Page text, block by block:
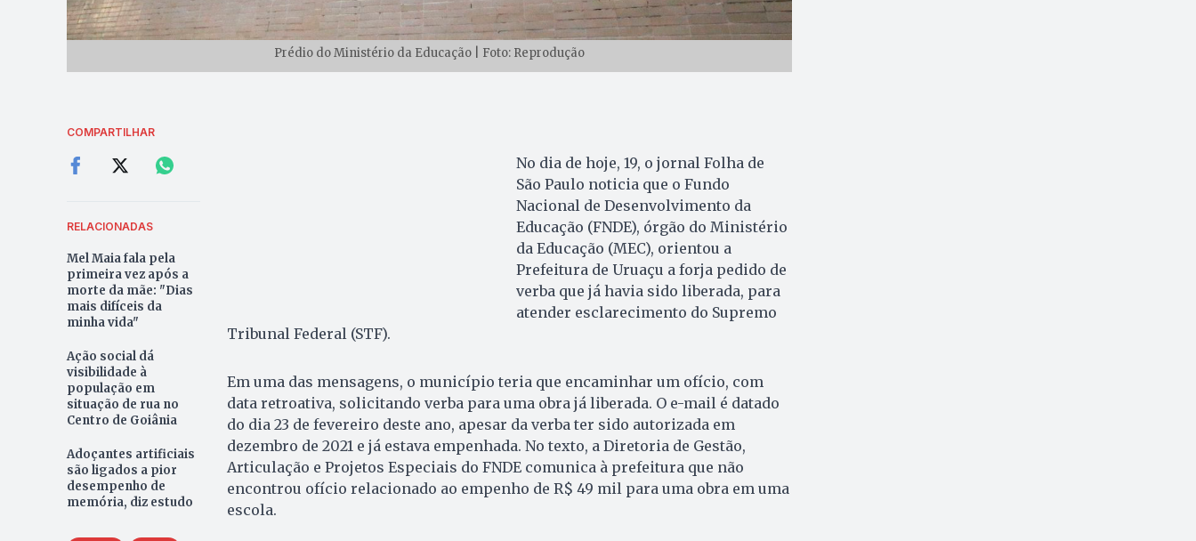
Prédio do Ministério da Educação | Foto: Reprodução
COMPARTILHAR
RELACIONADAS
Mel Maia fala pela
primeira vez após a
morte da mãe: "Dias
mais difíceis da
minha vida"
Ação social dá
visibilidade à
população em
situação de rua no
Centro de Goiânia
Adoçantes artificiais
são ligados a pior
desempenho de
memória, diz estudo
No dia de hoje, 19, o jornal Folha de
São Paulo noticia que o Fundo
Nacional de Desenvolvimento da
Educação (FNDE), órgão do Ministério
da Educação (MEC), orientou a
Prefeitura de Uruaçu a forja pedido de
verba que já havia sido liberada, para
atender esclarecimento do Supremo
Tribunal Federal (STF).
Em uma das mensagens, o município teria que encaminhar um ofício, com
data retroativa, solicitando verba para uma obra já liberada. O e-mail é datado
do dia 23 de fevereiro deste ano, apesar da verba ter sido autorizada em
dezembro de 2021 e já estava empenhada. No texto, a Diretoria de Gestão,
Articulação e Projetos Especiais do FNDE comunica à prefeitura que não
encontrou ofício relacionado ao empenho de R$ 49 mil para uma obra em uma
escola.